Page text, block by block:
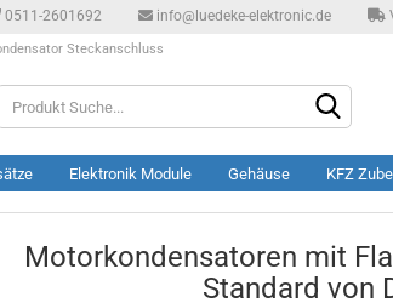
0511-2601692 info@luedeke-elektronic.de
Steckanschluss
Produkt
Elektronik Module Gehäuse KFZ
Motorkondensatoren mit
Standard von